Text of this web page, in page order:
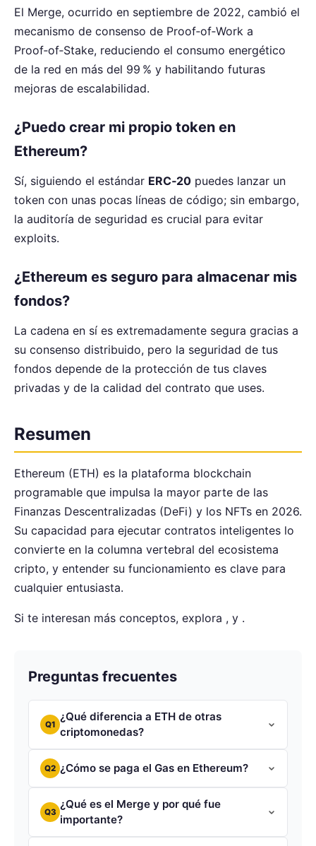
El Merge, ocurrido en septiembre de 2022, cambió el
mecanismo de consenso de Proof‑of‑Work a
Proof‑of‑Stake, reduciendo el consumo energético
de la red en más del 99 % y habilitando futuras
mejoras de escalabilidad.
¿Puedo crear mi propio token en
Ethereum?
Sí, siguiendo el estándar ERC‑20 puedes lanzar un
token con unas pocas líneas de código; sin embargo,
la auditoría de seguridad es crucial para evitar
exploits.
¿Ethereum es seguro para almacenar mis
fondos?
La cadena en sí es extremadamente segura gracias a
su consenso distribuido, pero la seguridad de tus
fondos depende de la protección de tus claves
privadas y de la calidad del contrato que uses.
Resumen
Ethereum (ETH) es la plataforma blockchain
programable que impulsa la mayor parte de las
Finanzas Descentralizadas (DeFi) y los NFTs en 2026.
Su capacidad para ejecutar contratos inteligentes lo
convierte en la columna vertebral del ecosistema
cripto, y entender su funcionamiento es clave para
cualquier entusiasta.
Si te interesan más conceptos, explora , y .
Preguntas frecuentes
Q1
¿Qué diferencia a ETH de otras
criptomonedas?
Q2 ¿Cómo se paga el Gas en Ethereum?
Q3
¿Qué es el Merge y por qué fue
importante?